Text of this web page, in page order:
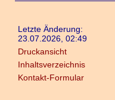
Letzte Änderung:
23.07.2026, 02:49
Druckansicht
Inhaltsverzeichnis
Kontakt-Formular